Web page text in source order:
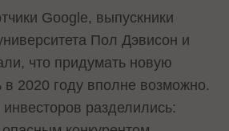
Google, выпускники
Пол Дэвисон и
что придумать новую
в 2020 году вполне возможно.
разделились: